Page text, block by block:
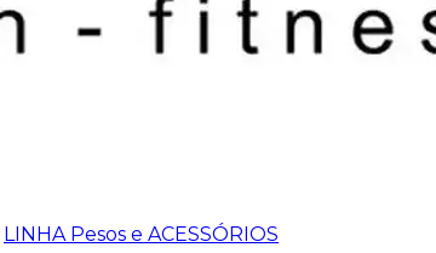
LINHA Pesos e ACESSÓRIOS